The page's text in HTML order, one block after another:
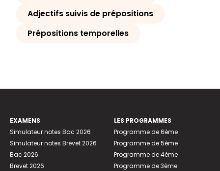
Adjectifs suivis de prépositions
Prépositions temporelles
EXAMENS
Simulateur notes Bac 2026
Simulateur notes Brevet 2026
Bac 2026
Brevet 2026
LES PROGRAMMES
Programme de 6ème
Programme de 5ème
Programme de 4ème
Programme de 3ème